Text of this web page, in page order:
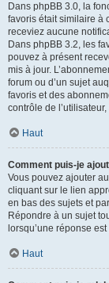
Dans phpBB 3.0, la
favoris était similaire à
receviez aucune
Dans phpBB 3.2, les
pouvez à présent
mis à jour.
forum ou d’un sujet
favoris et des
contrôle de
Haut
Comment puis-je
Vous pouvez ajouter
cliquant sur le lien
en bas des sujets et
Répondre à un sujet
lorsqu’une réponse
Haut